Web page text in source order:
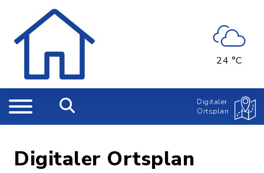
24 °C
Digitaler
Ortsplan
Digitaler Ortsplan